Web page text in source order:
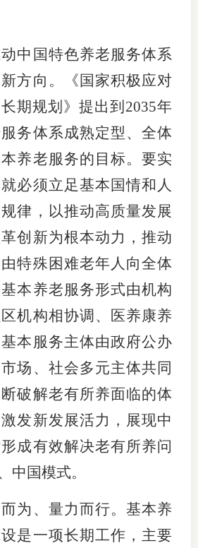
国特色养老服务体系
方向。《国家积极应对
期规划》提出到2035年
务体系成熟定型、全体
养老服务的目标。要实
必须立足基本国情和人
律，以推动高质量发展
创新为根本动力，推动
特殊困难老年人向全体
本养老服务形式由机构
机构相协调、医养康养
本服务主体由政府公办
场、社会多元主体共同
破解老有所养面临的体
发新发展活力，展现中
成有效解决老有所养问
中国模式。
、量力而行。基本养
是一项长期工作，主要